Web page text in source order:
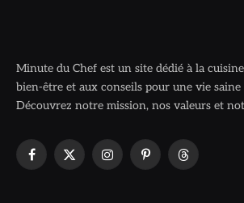
Minute du Chef est un site dédié à la
bien-être et aux conseils pour une vie saine
Découvrez notre mission, nos valeurs et
Facebook
X
InstagramPinterestThreads